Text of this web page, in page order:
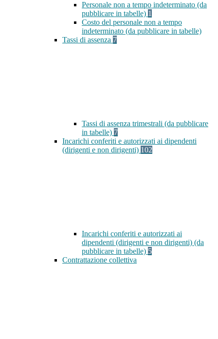
Personale non a tempo indeterminato (da
pubblicare in tabelle) 1
Costo del personale non a tempo
indeterminato (da pubblicare in tabelle)
Tassi di assenza 7
Tassi di assenza trimestrali (da pubblicare
in tabelle) 7
Incarichi conferiti e autorizzati ai dipendenti
(dirigenti e non dirigenti) 102
Incarichi conferiti e autorizzati ai
dipendenti (dirigenti e non dirigenti) (da
pubblicare in tabelle) 5
Contrattazione collettiva